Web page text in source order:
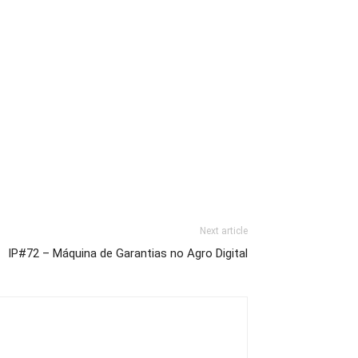
Next article
IP#72 – Máquina de Garantias no Agro Digital